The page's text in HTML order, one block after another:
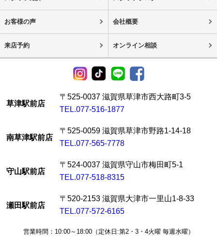
お客様の声 会社概要
来店予約 オンライン相談
草津駅前店
〒525-0037 滋賀県草津市西大路町3-5
TEL.077-516-1877
南草津駅前店
〒525-0059 滋賀県草津市野路1-14-18
TEL.077-565-7778
守山駅前店
〒524-0037 滋賀県守山市梅田町5-1
TEL.077-518-8315
瀬田駅前店
〒520-2153 滋賀県大津市一里山1-8-33
TEL.077-572-6165
営業時間：10:00～18:00（定休日:第2・3・4火曜 毎週水曜）